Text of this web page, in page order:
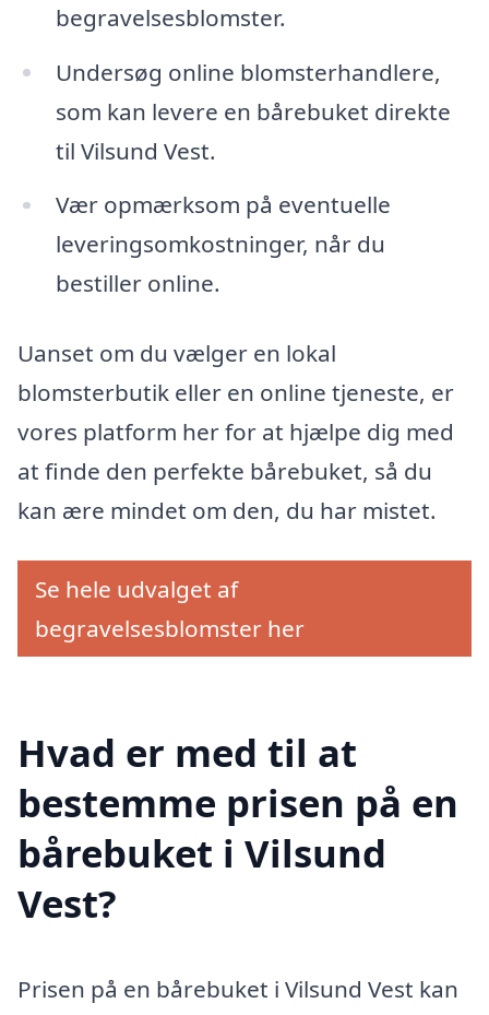
begravelsesblomster.
Undersøg online blomsterhandlere,
som kan levere en bårebuket direkte
til Vilsund Vest.
Vær opmærksom på eventuelle
leveringsomkostninger, når du
bestiller online.
Uanset om du vælger en lokal
blomsterbutik eller en online tjeneste, er
vores platform her for at hjælpe dig med
at finde den perfekte bårebuket, så du
kan ære mindet om den, du har mistet.
Se hele udvalget af
begravelsesblomster her
Hvad er med til at
bestemme prisen på en
bårebuket i Vilsund
Vest?
Prisen på en bårebuket i Vilsund Vest kan